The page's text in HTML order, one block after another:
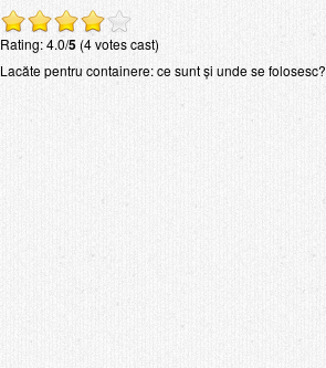
Rating: 4.0/5(4 votes cast)
Lacăte pentru containere: ce sunt și unde se folosesc?